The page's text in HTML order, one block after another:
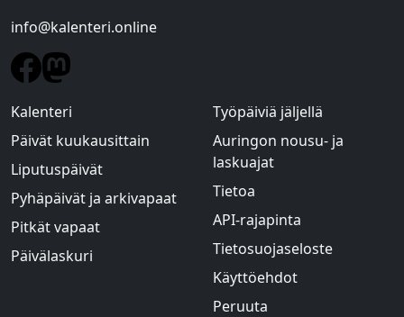
info@kalenteri.online
Kalenteri
Päivät kuukausittain
Liputuspäivät
Pyhäpäivät ja arkivapaat
Pitkät vapaat
Päivälaskuri
Työpäiviä jäljellä
Auringon nousu- ja
laskuajat
Tietoa
API-rajapinta
Tietosuojaseloste
Käyttöehdot
Peruuta